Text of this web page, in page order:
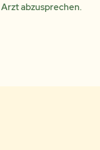
abzusprechen.